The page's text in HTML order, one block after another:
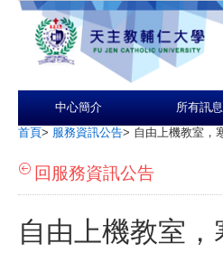
中心簡介 所有訊息
首頁> 服務資訊公告> 自由上機教室，
回服務資訊公告
自由上機教室